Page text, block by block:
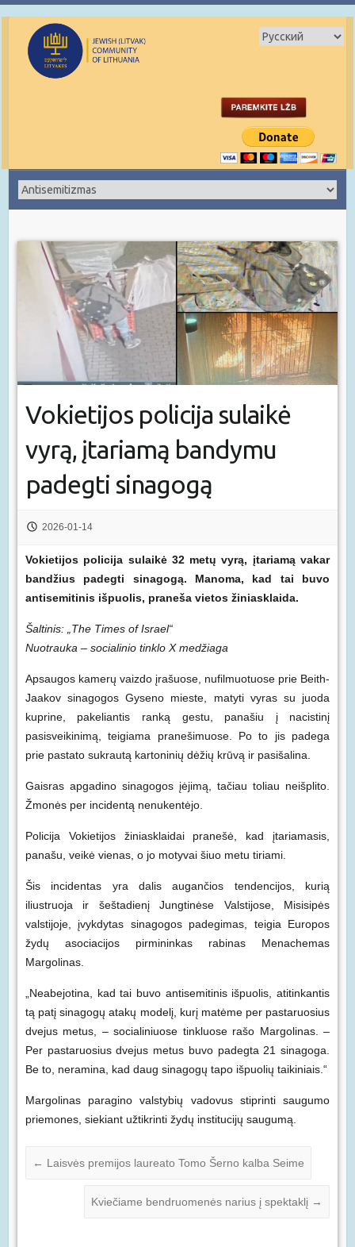
Vokietijos policija sulaikė
vyrą, įtariamą bandymu
padegti sinagogą
2026-01-14
Vokietijos policija sulaikė 32 metų vyrą, įtariamą vakar
bandžius padegti sinagogą. Manoma, kad tai buvo
antisemitinis išpuolis, praneša vietos žiniasklaida.
Šaltinis: „The Times of Israel“
Nuotrauka – socialinio tinklo X medžiaga
Apsaugos kamerų vaizdo įrašuose, nufilmuotuose prie Beith-
Jaakov sinagogos Gyseno mieste, matyti vyras su juoda
kuprine, pakeliantis ranką gestu, panašiu į nacistinį
pasisveikinimą, teigiama pranešimuose. Po to jis padega
prie pastato sukrautą kartoninių dėžių krūvą ir pasišalina.
Gaisras apgadino sinagogos įėjimą, tačiau toliau neišplito.
Žmonės per incidentą nenukentėjo.
Policija Vokietijos žiniasklaidai pranešė, kad įtariamasis,
panašu, veikė vienas, o jo motyvai šiuo metu tiriami.
Šis incidentas yra dalis augančios tendencijos, kurią
iliustruoja ir šeštadienį Jungtinėse Valstijose, Misisipės
valstijoje, įvykdytas sinagogos padegimas, teigia Europos
žydų asociacijos pirmininkas rabinas Menachemas
Margolinas.
„Neabejotina, kad tai buvo antisemitinis išpuolis, atitinkantis
tą patį sinagogų atakų modelį, kurį matėme per pastaruosius
dvejus metus, – socialiniuose tinkluose rašo Margolinas. –
Per pastaruosius dvejus metus buvo padegta 21 sinagoga.
Be to, neramina, kad daug sinagogų tapo išpuolių taikiniais.“
Margolinas paragino valstybių vadovus stiprinti saugumo
priemones, siekiant užtikrinti žydų institucijų saugumą.
← Laisvės premijos laureato Tomo Šerno kalba Seime
Kviečiame bendruomenės narius į spektaklį →